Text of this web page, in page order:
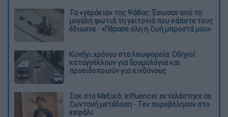
Τα «γεράκια» της Ψάθας: Έσωσαν από τη
μεγάλη φωτιά τη γειτονιά που κάποτε τους
έδιωχνε - «Πέρασε όλη η ζωή μπροστά μου»
Κυνήγι χρόνου στα λεωφορεία: Οδηγοί
καταγγέλλουν για δρομολόγια και
προειδοποιούν για κινδύνους
Σοκ στο Μεξικό: Influencer εκτελέστηκε σε
ζωντανή μετάδοση - Τον πυροβόλησαν στο
κεφάλι